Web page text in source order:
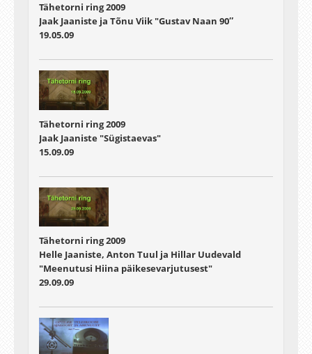
Tähetorni ring 2009
Jaak Jaaniste ja Tõnu Viik "Gustav Naan 90″
19.05.09
Tähetorni ring 2009
Jaak Jaaniste "Sügistaevas"
15.09.09
Tähetorni ring 2009
Helle Jaaniste, Anton Tuul ja Hillar Uudevald
"Meenutusi Hiina päikesevarjutusest"
29.09.09